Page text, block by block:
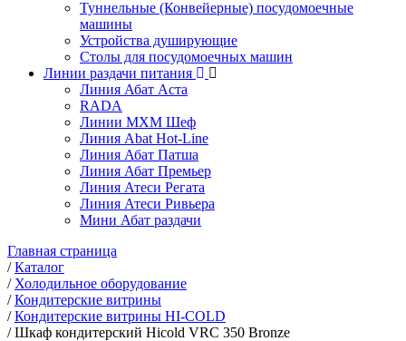
Туннельные (Конвейерные) посудомоечные
машины
Устройства душирующие
Столы для посудомоечных машин
Линии раздачи питания
Линия Абат Аста
RADA
Линии МХМ Шеф
Линия Abat Hot-Line
Линия Абат Патша
Линия Абат Премьер
Линия Атеси Регата
Линия Атеси Ривьера
Мини Абат раздачи
Главная страница
/Каталог
/ Холодильное оборудование
/Кондитерские витрины
/Кондитерские витрины HI-COLD
/Шкаф кондитерский Hicold VRC 350 Bronze